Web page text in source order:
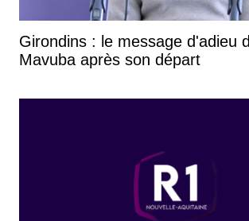
Girondins : le message d'adieu
Mavuba après son départ